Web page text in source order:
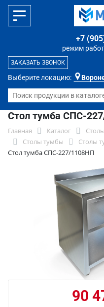
Выберите локацию:
режим
+7
ЗАКАЗАТЬ ЗВОНОК
Стол тумба СПС-
Главная Каталог Столы
Столы тумбы
Столы
Стол тумба СПС-227/1108НП
90